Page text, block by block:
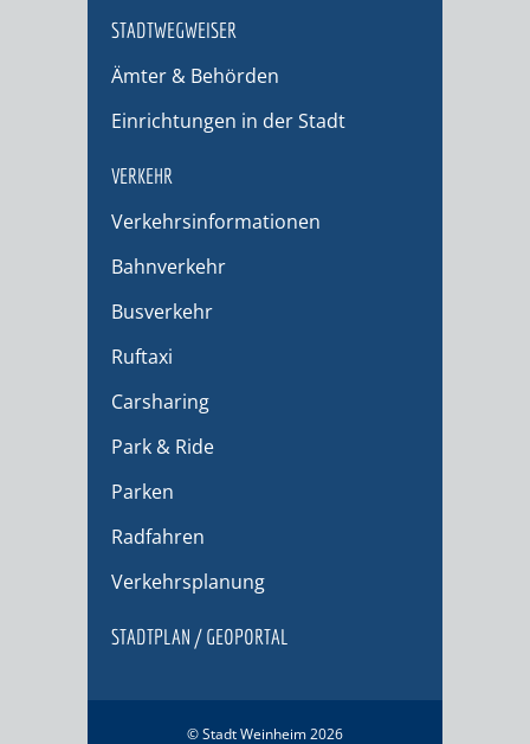
STADTWEGWEISER
Ämter & Behörden
Einrichtungen in der Stadt
VERKEHR
Verkehrsinformationen
Bahnverkehr
Busverkehr
Ruftaxi
Carsharing
Park & Ride
Parken
Radfahren
Verkehrsplanung
STADTPLAN / GEOPORTAL
© Stadt Weinheim 2026